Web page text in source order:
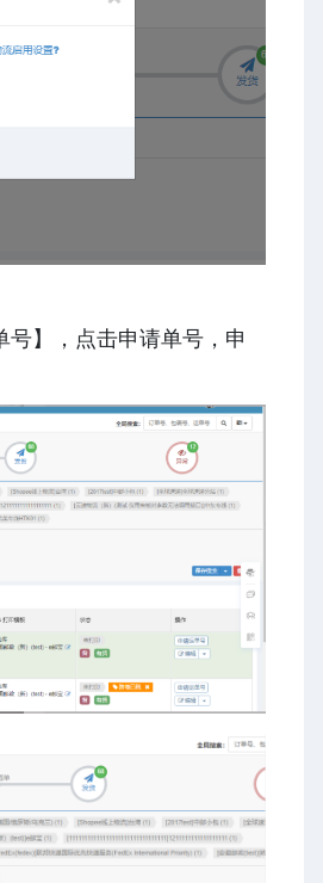
】，点击申请单号，申